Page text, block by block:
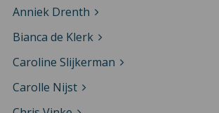
Anniek Drenth
Bianca de Klerk
Caroline Slijkerman
Carolle Nijst